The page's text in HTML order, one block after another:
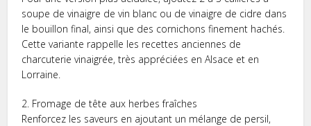
soupe de vinaigre de vin blanc ou de vinaigre de cidre dans
le bouillon final, ainsi que des cornichons finement hachés.
Cette variante rappelle les recettes anciennes de
charcuterie vinaigrée, très appréciées en Alsace et en
Lorraine.
2. Fromage de tête aux herbes fraîches
Renforcez les saveurs en ajoutant un mélange de persil,